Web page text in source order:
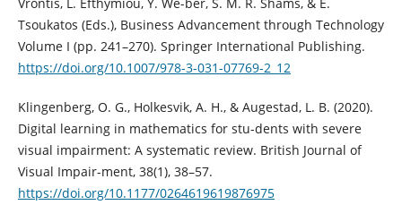
Tsoukatos (Eds.), Business Advancement through Technology
Volume I (pp. 241–270). Springer International Publishing.
https://doi.org/10.1007/978-3-031-07769-2_12
Klingenberg, O. G., Holkesvik, A. H., & Augestad, L. B. (2020).
Digital learning in mathematics for stu-dents with severe
visual impairment: A systematic review. British Journal of
Visual Impair-ment, 38(1), 38–57.
https://doi.org/10.1177/0264619619876975